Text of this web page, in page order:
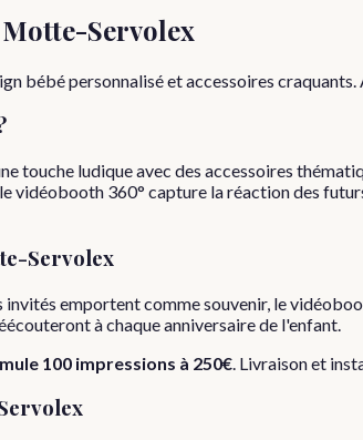
Servolex
bébé personnalisé et accessoires
touche ludique avec des accessoires
vidéobooth 360° capture la réaction des
Servolex
emportent comme souvenir, le
à chaque anniversaire de l'enfant.
100 impressions à 250€ . Livraison et